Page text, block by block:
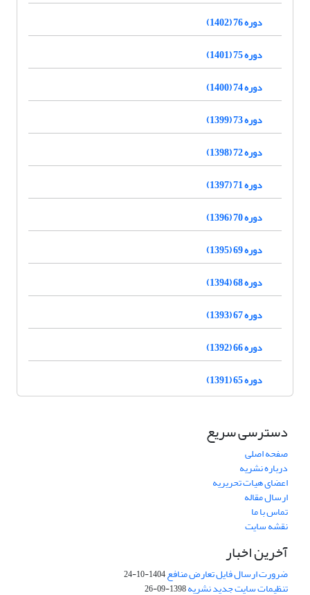
دوره 76 (1402)
دوره 75 (1401)
دوره 74 (1400)
دوره 73 (1399)
دوره 72 (1398)
دوره 71 (1397)
دوره 70 (1396)
دوره 69 (1395)
دوره 68 (1394)
دوره 67 (1393)
دوره 66 (1392)
دوره 65 (1391)
دسترسی سریع
صفحه اصلی
درباره نشریه
اعضای هیات تحریریه
ارسال مقاله
تماس با ما
نقشه سایت
آخرین اخبار
ضرورت ارسال فایل تعارض منافع1404-10-24
تنظیمات سایت جدید نشریه1398-09-26